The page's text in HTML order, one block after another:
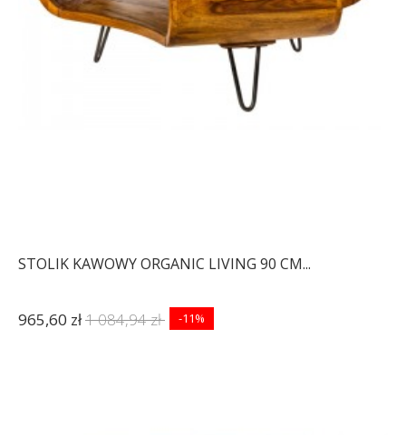
STOLIK KAWOWY ORGANIC LIVING 90 CM...
965,60 zł1 084,94 zł -11%